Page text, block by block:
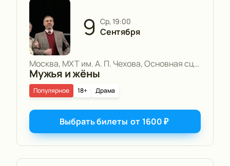
9 ср, 19:00
Сентября
Москва, МХТ им. А. П. Чехова, Основная сцена
Мужья и жёны
18+ Драма
Популярное
Выбрать билеты от 1600₽